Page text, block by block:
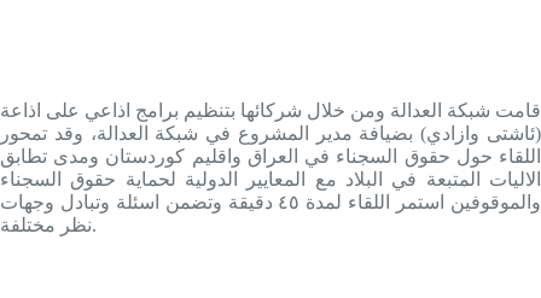
قامت شبکة العدالة ومن خلال شرکائها بتنظيم برامج اذاعي علی اذاعة
(ئاشتی وازادي) بضيافة مدير المشروع في شبکة العدالة، وقد تمحور
اللقاء حول حقوق السجناء في العراق واقليم کوردستان ومدی تطابق
الاليات المتبعة في البلاد مع المعايير الدولية لحماية حقوق السجناء
والموقوفين استمر اللقاء لمدة ٤٥ دقيقة وتضمن اسئلة وتبادل وجهات
نظر مختلفة.